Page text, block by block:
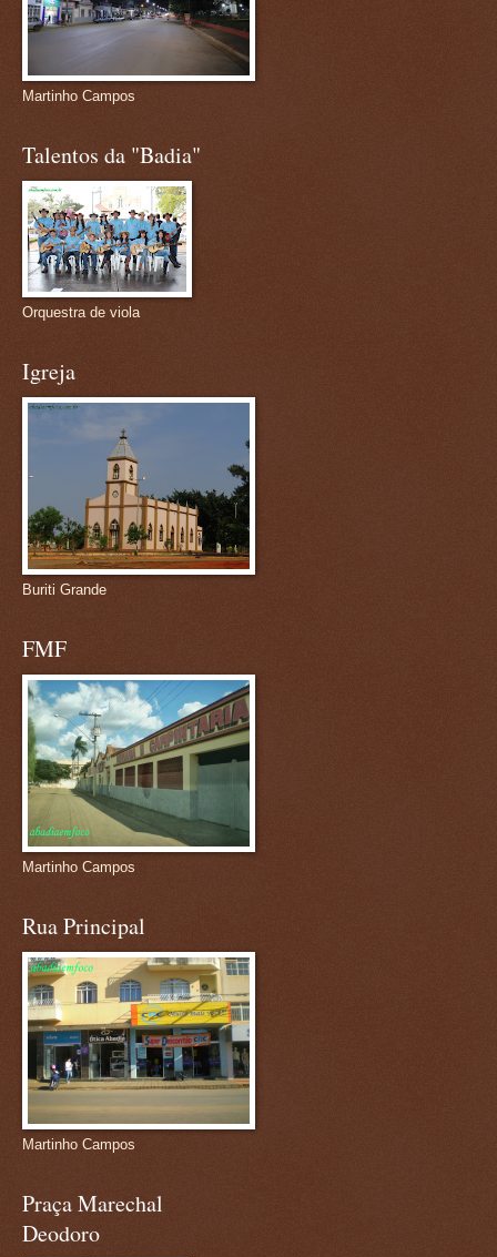
Martinho Campos
Talentos da "Badia"
Orquestra de viola
Igreja
Buriti Grande
FMF
Martinho Campos
Rua Principal
Martinho Campos
Praça Marechal
Deodoro